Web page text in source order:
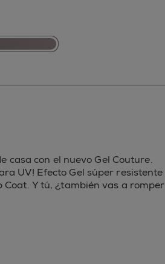
casa con el nuevo Gel Couture.
UV! Efecto Gel súper resistente
Coat. Y tú, ¿también vas a romper